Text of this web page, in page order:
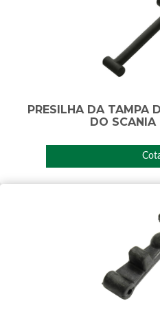
PRESILHA DA TAMPA
DO SCANIA